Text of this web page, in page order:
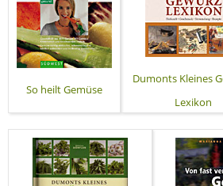
So heilt Gemüse
Dumonts Kleines
Lexikon